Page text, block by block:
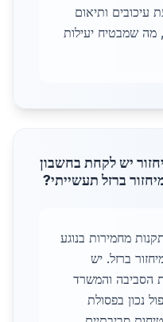
עיכובים ותיאום
מה שמבטיח יעילות
יש לקחת בחשבון
ברזל תעשייתי?
מחמירות בנוגע
ברזל. יש
הסביבה והמשרד
נכון בפסולת